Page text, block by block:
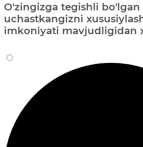
O'zingizga tegishli bo'lgan
uchastkangizni
imkoniyati mavjudligidan